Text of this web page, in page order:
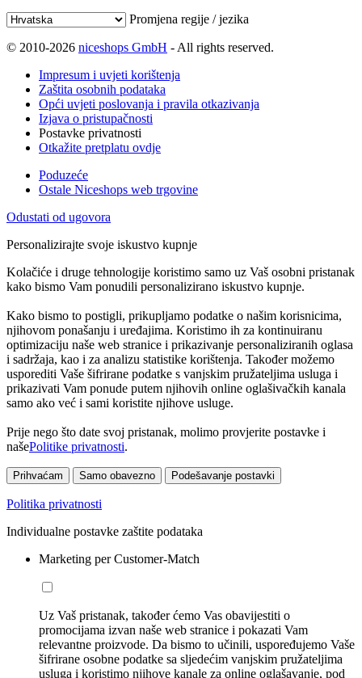
Promjena regije / jezika
© 2010-2026 niceshops GmbH - All rights reserved.
Impresum i uvjeti korištenja
Zaštita osobnih podataka
Opći uvjeti poslovanja i pravila otkazivanja
Izjava o pristupačnosti
Postavke privatnosti
Otkažite pretplatu ovdje
Poduzeće
Ostale Niceshops web trgovine
Odustati od ugovora
Personalizirajte svoje iskustvo kupnje
Kolačiće i druge tehnologije koristimo samo uz Vaš osobni pristanak
kako bismo Vam ponudili personalizirano iskustvo kupnje.
Kako bismo to postigli, prikupljamo podatke o našim korisnicima,
njihovom ponašanju i uređajima. Koristimo ih za kontinuiranu
optimizaciju naše web stranice i prikazivanje personaliziranih oglasa
i sadržaja, kao i za analizu statistike korištenja. Također možemo
usporediti Vaše šifrirane podatke s vanjskim pružateljima usluga i
prikazivati Vam ponude putem njihovih online oglašivačkih kanala
samo ako već i sami koristite njihove usluge.
Prije nego što date svoj pristanak, molimo provjerite postavke i
našePolitike privatnosti.
Prihvaćam Samo obavezno Podešavanje postavki
Politika privatnosti
Individualne postavke zaštite podataka
Marketing per Customer-Match
Uz Vaš pristanak, također ćemo Vas obavijestiti o
promocijama izvan naše web stranice i pokazati Vam
relevantne proizvode. Da bismo to učinili, uspoređujemo Vaše
šifrirane osobne podatke sa sljedećim vanjskim pružateljima
usluga i koristimo njihove kanale za online oglašavanje, pod